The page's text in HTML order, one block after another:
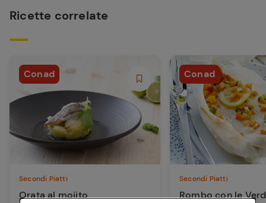
Ricette correlate
Conad
Secondi Piatti
Orata al mojito
Conad
Secondi Piatti
Rombo con le